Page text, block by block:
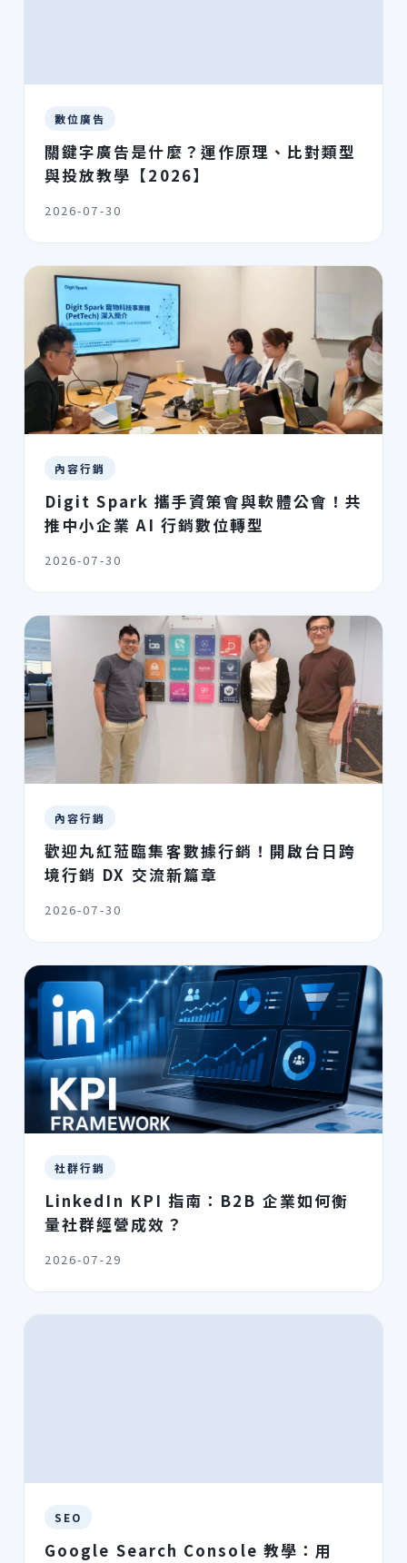
數位廣告
關鍵字廣告是什麼？運作原理、比對類型
與投放教學【2026】
2026-07-30
內容行銷
Digit Spark 攜手資策會與軟體公會！共
推中小企業 AI 行銷數位轉型
2026-07-30
內容行銷
歡迎丸紅蒞臨集客數據行銷！開啟台日跨
境行銷 DX 交流新篇章
2026-07-30
社群行銷
LinkedIn KPI 指南：B2B 企業如何衡
量社群經營成效？
2026-07-29
SEO
Google Search Console 教學：用